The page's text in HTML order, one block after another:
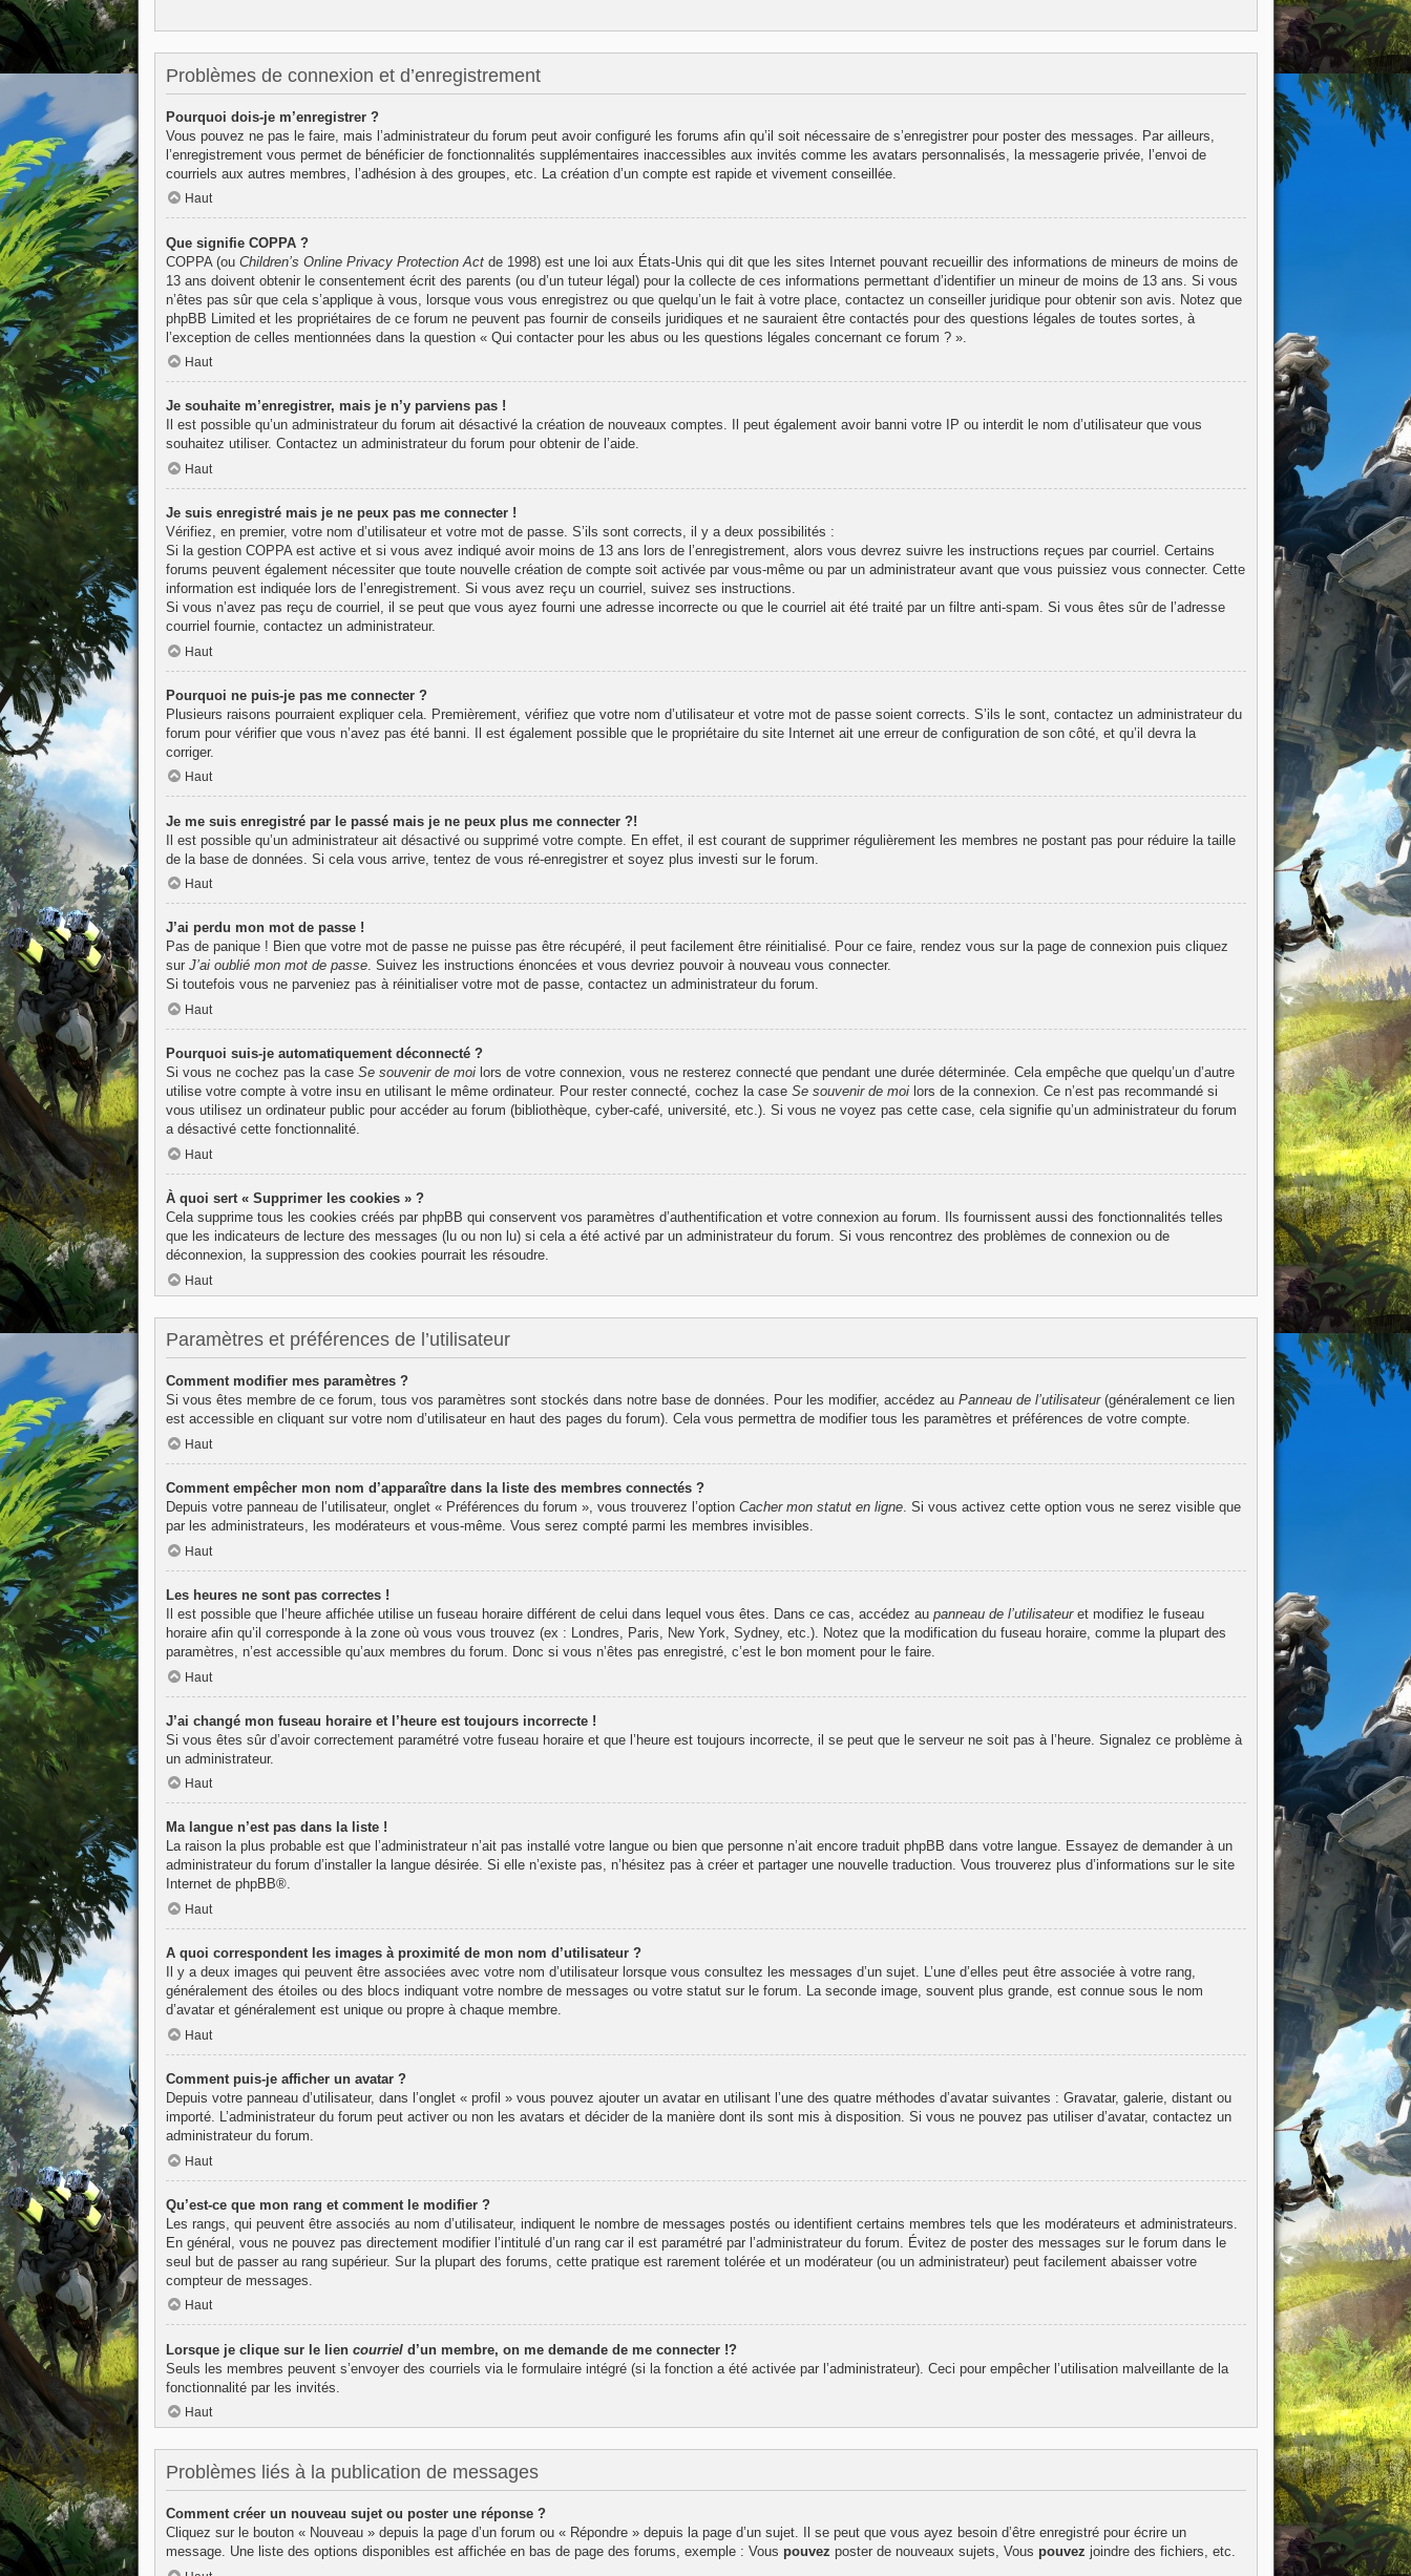
Problèmes de connexion et d’enregistrement
Pourquoi dois-je m’enregistrer ?
Vous pouvez ne pas le faire, mais l’administrateur du forum peut avoir configuré les forums afin qu’il soit nécessaire de s’enregistrer pour poster des messages. Par ailleurs,
l’enregistrement vous permet de bénéficier de fonctionnalités supplémentaires inaccessibles aux invités comme les avatars personnalisés, la messagerie privée, l’envoi de
courriels aux autres membres, l’adhésion à des groupes, etc. La création d’un compte est rapide et vivement conseillée.
Haut
Que signifie COPPA ?
COPPA (ou Children’s Online Privacy Protection Actde 1998) est une loi aux États-Unis qui dit que les sites Internet pouvant recueillir des informations de mineurs de moins de
13 ans doivent obtenir le consentement écrit des parents (ou d’un tuteur légal) pour la collecte de ces informations permettant d’identifier un mineur de moins de 13 ans. Si vous
n’êtes pas sûr que cela s’applique à vous, lorsque vous vous enregistrez ou que quelqu’un le fait à votre place, contactez un conseiller juridique pour obtenir son avis. Notez que
phpBB Limited et les propriétaires de ce forum ne peuvent pas fournir de conseils juridiques et ne sauraient être contactés pour des questions légales de toutes sortes, à
l’exception de celles mentionnées dans la question « Qui contacter pour les abus ou les questions légales concernant ce forum ? ».
Haut
Je souhaite m’enregistrer, mais je n’y parviens pas !
Il est possible qu’un administrateur du forum ait désactivé la création de nouveaux comptes. Il peut également avoir banni votre IP ou interdit le nom d’utilisateur que vous
souhaitez utiliser. Contactez un administrateur du forum pour obtenir de l’aide.
Haut
Je suis enregistré mais je ne peux pas me connecter !
Vérifiez, en premier, votre nom d’utilisateur et votre mot de passe. S’ils sont corrects, il y a deux possibilités :
Si la gestion COPPA est active et si vous avez indiqué avoir moins de 13 ans lors de l’enregistrement, alors vous devrez suivre les instructions reçues par courriel. Certains
forums peuvent également nécessiter que toute nouvelle création de compte soit activée par vous-même ou par un administrateur avant que vous puissiez vous connecter. Cette
information est indiquée lors de l’enregistrement. Si vous avez reçu un courriel, suivez ses instructions.
Si vous n’avez pas reçu de courriel, il se peut que vous ayez fourni une adresse incorrecte ou que le courriel ait été traité par un filtre anti-spam. Si vous êtes sûr de l’adresse
courriel fournie, contactez un administrateur.
Haut
Pourquoi ne puis-je pas me connecter ?
Plusieurs raisons pourraient expliquer cela. Premièrement, vérifiez que votre nom d’utilisateur et votre mot de passe soient corrects. S’ils le sont, contactez un administrateur du
forum pour vérifier que vous n’avez pas été banni. Il est également possible que le propriétaire du site Internet ait une erreur de configuration de son côté, et qu’il devra la
corriger.
Haut
Je me suis enregistré par le passé mais je ne peux plus me connecter ?!
Il est possible qu’un administrateur ait désactivé ou supprimé votre compte. En effet, il est courant de supprimer régulièrement les membres ne postant pas pour réduire la taille
de la base de données. Si cela vous arrive, tentez de vous ré-enregistrer et soyez plus investi sur le forum.
Haut
J’ai perdu mon mot de passe !
Pas de panique ! Bien que votre mot de passe ne puisse pas être récupéré, il peut facilement être réinitialisé. Pour ce faire, rendez vous sur la page de connexion puis cliquez
sur J’ai oublié mon mot de passe. Suivez les instructions énoncées et vous devriez pouvoir à nouveau vous connecter.
Si toutefois vous ne parveniez pas à réinitialiser votre mot de passe, contactez un administrateur du forum.
Haut
Pourquoi suis-je automatiquement déconnecté ?
Si vous ne cochez pas la case Se souvenir de moilors de votre connexion, vous ne resterez connecté que pendant une durée déterminée. Cela empêche que quelqu’un d’autre
utilise votre compte à votre insu en utilisant le même ordinateur. Pour rester connecté, cochez la case Se souvenir de moilors de la connexion. Ce n’est pas recommandé si
vous utilisez un ordinateur public pour accéder au forum (bibliothèque, cyber-café, université, etc.). Si vous ne voyez pas cette case, cela signifie qu’un administrateur du forum
a désactivé cette fonctionnalité.
Haut
À quoi sert « Supprimer les cookies » ?
Cela supprime tous les cookies créés par phpBB qui conservent vos paramètres d’authentification et votre connexion au forum. Ils fournissent aussi des fonctionnalités telles
que les indicateurs de lecture des messages (lu ou non lu) si cela a été activé par un administrateur du forum. Si vous rencontrez des problèmes de connexion ou de
déconnexion, la suppression des cookies pourrait les résoudre.
Haut
Paramètres et préférences de l’utilisateur
Comment modifier mes paramètres ?
Si vous êtes membre de ce forum, tous vos paramètres sont stockés dans notre base de données. Pour les modifier, accédez au Panneau de l’utilisateur(généralement ce lien
est accessible en cliquant sur votre nom d’utilisateur en haut des pages du forum). Cela vous permettra de modifier tous les paramètres et préférences de votre compte.
Haut
Comment empêcher mon nom d’apparaître dans la liste des membres connectés ?
Depuis votre panneau de l’utilisateur, onglet « Préférences du forum », vous trouverez l’option Cacher mon statut en ligne. Si vous activez cette option vous ne serez visible que
par les administrateurs, les modérateurs et vous-même. Vous serez compté parmi les membres invisibles.
Haut
Les heures ne sont pas correctes !
Il est possible que l’heure affichée utilise un fuseau horaire différent de celui dans lequel vous êtes. Dans ce cas, accédez au panneau de l’utilisateuret modifiez le fuseau
horaire afin qu’il corresponde à la zone où vous vous trouvez (ex : Londres, Paris, New York, Sydney, etc.). Notez que la modification du fuseau horaire, comme la plupart des
paramètres, n’est accessible qu’aux membres du forum. Donc si vous n’êtes pas enregistré, c’est le bon moment pour le faire.
Haut
J’ai changé mon fuseau horaire et l’heure est toujours incorrecte !
Si vous êtes sûr d’avoir correctement paramétré votre fuseau horaire et que l’heure est toujours incorrecte, il se peut que le serveur ne soit pas à l’heure. Signalez ce problème à
un administrateur.
Haut
Ma langue n’est pas dans la liste !
La raison la plus probable est que l’administrateur n’ait pas installé votre langue ou bien que personne n’ait encore traduit phpBB dans votre langue. Essayez de demander à un
administrateur du forum d’installer la langue désirée. Si elle n’existe pas, n’hésitez pas à créer et partager une nouvelle traduction. Vous trouverez plus d’informations sur le site
Internet de phpBB®.
Haut
A quoi correspondent les images à proximité de mon nom d’utilisateur ?
Il y a deux images qui peuvent être associées avec votre nom d’utilisateur lorsque vous consultez les messages d’un sujet. L’une d’elles peut être associée à votre rang,
généralement des étoiles ou des blocs indiquant votre nombre de messages ou votre statut sur le forum. La seconde image, souvent plus grande, est connue sous le nom
d’avatar et généralement est unique ou propre à chaque membre.
Haut
Comment puis-je afficher un avatar ?
Depuis votre panneau d’utilisateur, dans l’onglet « profil » vous pouvez ajouter un avatar en utilisant l’une des quatre méthodes d’avatar suivantes : Gravatar, galerie, distant ou
importé. L’administrateur du forum peut activer ou non les avatars et décider de la manière dont ils sont mis à disposition. Si vous ne pouvez pas utiliser d’avatar, contactez un
administrateur du forum.
Haut
Qu’est-ce que mon rang et comment le modifier ?
Les rangs, qui peuvent être associés au nom d’utilisateur, indiquent le nombre de messages postés ou identifient certains membres tels que les modérateurs et administrateurs.
En général, vous ne pouvez pas directement modifier l’intitulé d’un rang car il est paramétré par l’administrateur du forum. Évitez de poster des messages sur le forum dans le
seul but de passer au rang supérieur. Sur la plupart des forums, cette pratique est rarement tolérée et un modérateur (ou un administrateur) peut facilement abaisser votre
compteur de messages.
Haut
Lorsque je clique sur le lien courrield’un membre, on me demande de me connecter !?
Seuls les membres peuvent s’envoyer des courriels via le formulaire intégré (si la fonction a été activée par l’administrateur). Ceci pour empêcher l’utilisation malveillante de la
fonctionnalité par les invités.
Haut
Problèmes liés à la publication de messages
Comment créer un nouveau sujet ou poster une réponse ?
Cliquez sur le bouton « Nouveau » depuis la page d’un forum ou « Répondre » depuis la page d’un sujet. Il se peut que vous ayez besoin d’être enregistré pour écrire un
message. Une liste des options disponibles est affichée en bas de page des forums, exemple : Vous pouvez poster de nouveaux sujets, Vous pouvez joindre des fichiers, etc.